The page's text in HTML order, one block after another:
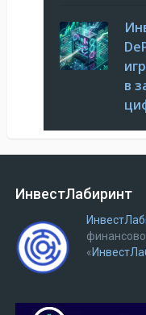
в
ИнвестЛабиринт
«